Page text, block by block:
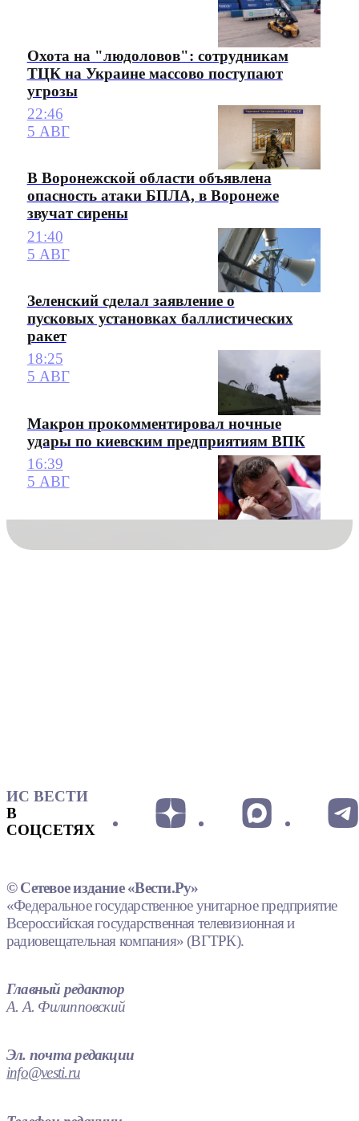
Охота на "людоловов": сотрудникам
ТЦК на Украине массово поступают
угрозы
22:46
5 АВГ
В Воронежской области объявлена
опасность атаки БПЛА, в Воронеже
звучат сирены
21:40
5 АВГ
Зеленский сделал заявление о
пусковых установках баллистических
ракет
18:25
5 АВГ
Макрон прокомментировал ночные
удары по киевским предприятиям ВПК
16:39
5 АВГ
ИС ВЕСТИ
В
СОЦСЕТЯХ
© Сетевое издание «Вести.Ру»
«Федеральное государственное унитарное предприятие
Всероссийская государственная телевизионная и
радиовещательная компания» (ВГТРК).
Главный редактор
А. А. Филипповский
Эл. почта редакции
info@vesti.ru